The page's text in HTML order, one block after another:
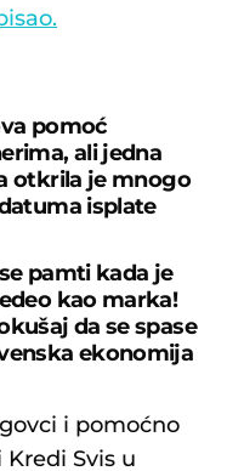
pomoć
ali jedna
otkrila je mnogo
isplate
pamti kada je
kao marka!
da se spase
ekonomija
i pomoćno
Svis u